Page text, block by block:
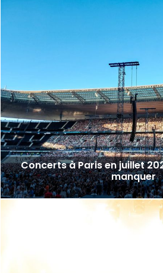
Concerts à Paris en juillet
manquer